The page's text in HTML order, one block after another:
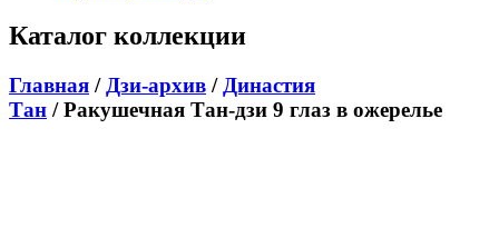
Каталог коллекции
Главная / Дзи-архив / Династия
Тан / Ракушечная Тан-дзи 9 глаз в ожерелье